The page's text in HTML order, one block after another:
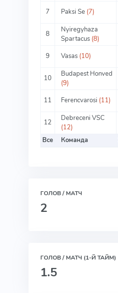
7
Paksi Se (7)
8
Nyiregyhaza
Spartacus (8)
9
Vasas (10)
10
Budapest Honved
(9)
11
Ferencvarosi (11)
12
Debreceni VSC
(12)
Все
Команда
ГОЛОВ / МАТЧ
2
ГОЛОВ / МАТЧ (1-Й ТАЙМ)
1.5